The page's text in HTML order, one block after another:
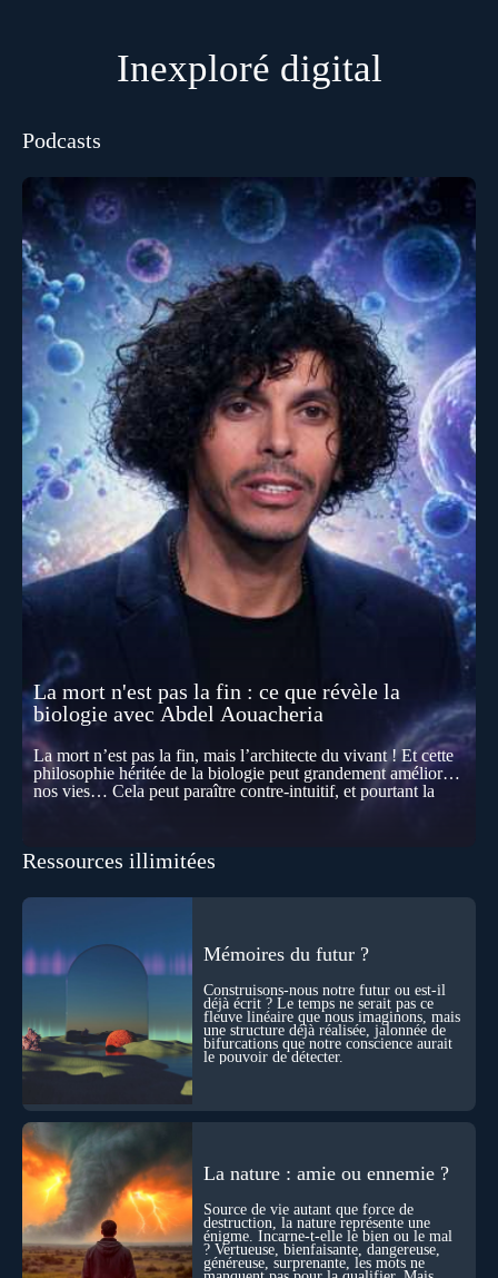
Inexploré digital
Podcasts
La mort n'est pas la fin : ce que révèle la
biologie avec Abdel Aouacheria
La mort n’est pas la fin, mais l’architecte du vivant ! Et cette
philosophie héritée de la biologie peut grandement améliorer
nos vies… Cela peut paraître contre-intuitif, et pourtant la
se construisent grâce à des milliers de morts cellulaires
effacements nécessaires façonnent la vie elle-même. À toutes
elle transformer notre manière de penser la mort ? Existe-t-il
des ponts avec nos intuitions métaphysiques sur le cycle de
l’âme ? Nous en parlons avec Abdel Aouacheria, docteur en
biochimie et spécialiste de la mort cellulaire.
Ressources illimitées
Mémoires du futur ?
Construisons-nous notre futur ou est-il
déjà écrit ? Le temps ne serait pas ce
fleuve linéaire que nous imaginons, mais
une structure déjà réalisée, jalonnée de
bifurcations que notre conscience aurait
le pouvoir de détecter.
La nature : amie ou ennemie ?
Source de vie autant que force de
destruction, la nature représente une
énigme. Incarne-t-elle le bien ou le mal
? Vertueuse, bienfaisante, dangereuse,
généreuse, surprenante, les mots ne